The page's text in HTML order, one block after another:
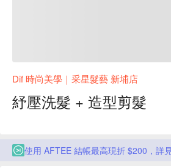
Dif 時尚美學｜采星髮藝 新埔店
紓壓洗髮 + 造型剪髮
使用 AFTEE 結帳最高現折 $200，詳